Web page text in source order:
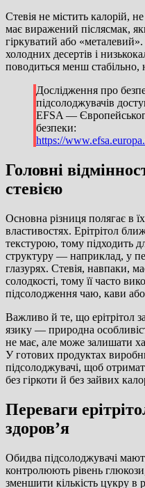
Стевія не містить калорій,
має виражений післясмак,
гіркуватий або
холодних десертів і
поводиться менш стабільно,
Дослідження про
підсолоджувачів
EFSA —
безпеки:
https://
Головні
стевією
Основна різниця полягає в
властивостях. Ерітрітол
текстурою, тому підходить
структуру — наприклад, у
глазурях. Стевія, навпаки,
солодкості, тому її часто
підсолодження чаю, кави або
Важливо й те, що ерітрітол
язику — природна
не має, але може залишати
У готових продуктах
підсолоджувачі, щоб
без гіркоти й без зайвих
Переваги
здоров’я
Обидва підсолоджувачі
контролюють рівень
зменшити кількість цукру в